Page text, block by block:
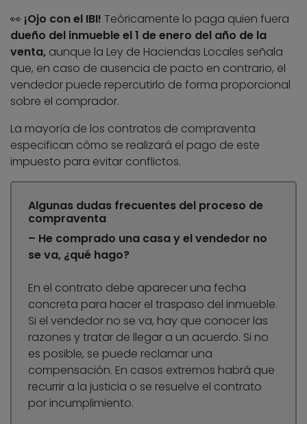
👀 ¡Ojo con el IBI! Teóricamente lo paga quien fuera
dueño del inmueble el 1 de enero del año de la
venta, aunque la Ley de Haciendas Locales señala
que, en caso de ausencia de pacto en contrario, el
vendedor puede repercutirlo de forma proporcional
sobre el comprador.
La mayoría de los contratos de compraventa
especifican cómo se realizará el pago de este
impuesto para evitar conflictos.
Algunas dudas frecuentes del proceso de
compraventa
– He comprado una casa y el vendedor no
se va, ¿qué hago?
En el contrato debe aparecer una fecha
concreta para hacer el traspaso del inmueble.
Si el vendedor no se va, hay que conocer las
razones y tratar de llegar a un acuerdo. Si no
es posible, se puede reclamar una
compensación. En casos extremos habrá que
recurrir a la justicia o se resuelve el contrato
por incumplimiento.